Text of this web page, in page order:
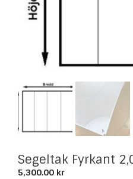
Segeltak Fyrkant
5,300.00 kr